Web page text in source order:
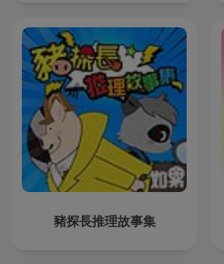
豬探長推理故事集